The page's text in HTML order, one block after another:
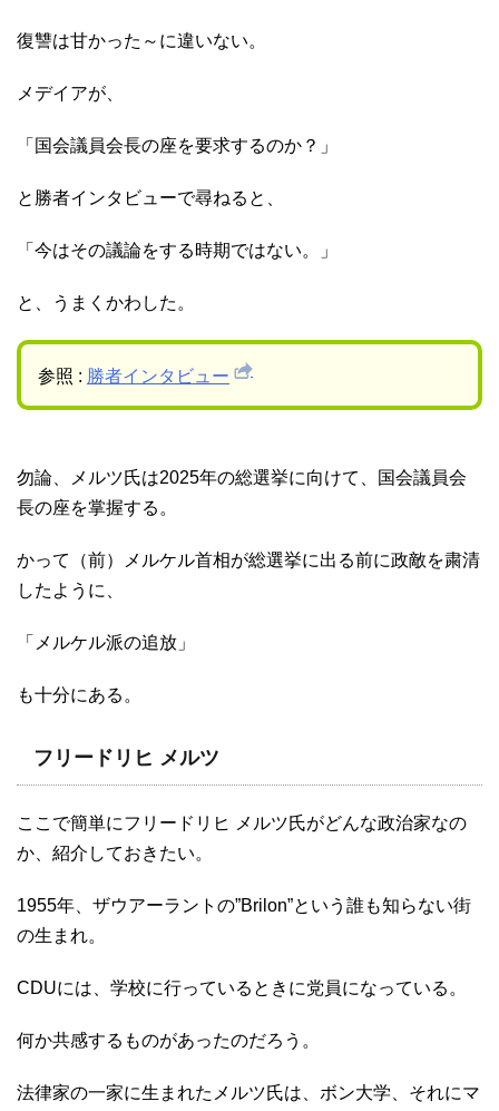
復讐は甘かった～に違いない。
メデイアが、
「国会議員会長の座を要求するのか？」
と勝者インタビューで尋ねると、
「今はその議論をする時期ではない。」
と、うまくかわした。
参照 : 勝者インタビュー
勿論、メルツ氏は2025年の総選挙に向けて、国会議員会
長の座を掌握する。
かって（前）メルケル首相が総選挙に出る前に政敵を粛清
したように、
「メルケル派の追放」
も十分にある。
フリードリヒ メルツ
ここで簡単にフリードリヒ メルツ氏がどんな政治家なの
か、紹介しておきたい。
1955年、ザウアーラントの”Brilon”という誰も知らない街
の生まれ。
CDUには、学校に行っているときに党員になっている。
何か共感するものがあったのだろう。
法律家の一家に生まれたメルツ氏は、ボン大学、それにマ